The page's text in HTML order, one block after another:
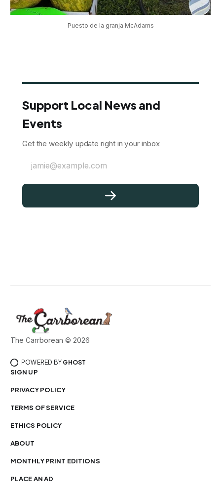
Puesto de la granja McAdams
Support Local News and
Events
Get the weekly update right in your inbox
jamie@example.com
The Carrborean © 2026
POWERED BY GHOST
SIGN UP
PRIVACY POLICY
TERMS OF SERVICE
ETHICS POLICY
ABOUT
MONTHLY PRINT EDITIONS
PLACE AN AD